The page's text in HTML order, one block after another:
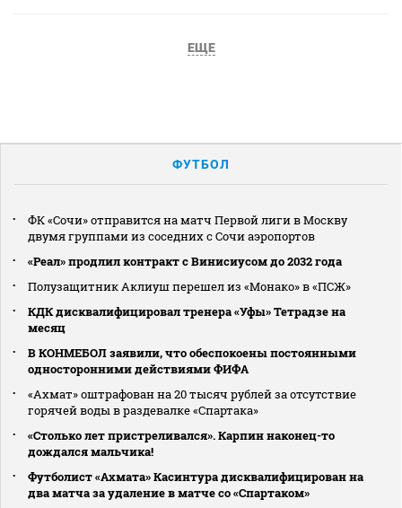
ЕЩЕ
ФУТБОЛ
ФК «Сочи» отправится на матч Первой лиги в Москву
двумя группами из соседних с Сочи аэропортов
«Реал» продлил контракт с Винисиусом до 2032 года
Полузащитник Аклиуш перешел из «Монако» в «ПСЖ»
КДК дисквалифицировал тренера «Уфы» Тетрадзе на
месяц
В КОНМЕБОЛ заявили, что обеспокоены постоянными
односторонними действиями ФИФА
«Ахмат» оштрафован на 20 тысяч рублей за отсутствие
горячей воды в раздевалке «Спартака»
«Столько лет пристреливался». Карпин наконец-то
дождался мальчика!
Футболист «Ахмата» Касинтура дисквалифицирован на
два матча за удаление в матче со «Спартаком»